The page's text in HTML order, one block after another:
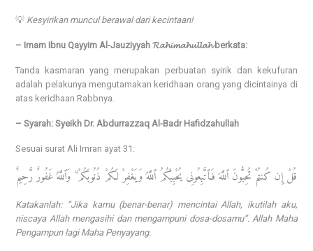
💡 Kesyirikan muncul berawal dari kecintaan!
– Imam Ibnu Qayyim Al-Jauziyyah 𝓡𝓪𝓱𝓲𝓶𝓪𝓱𝓾𝓵𝓵𝓪𝓱 berkata:
Tanda kasmaran yang merupakan perbuatan syirik dan kekufuran
adalah pelakunya mengutamakan keridhaan orang yang dicintainya di
atas keridhaan Rabbnya.
– Syarah: Syeikh Dr. Abdurrazzaq Al-Badr Hafidzahullah
Sesuai surat Ali Imran ayat 31:
قُلْ إِن كُنتُمْ تُحِبُّونَ ٱللَّهَ فَٱتَّبِعُونِى يُحْبِبْكُمُ ٱللَّهُ وَيَغْفِرْ لَكُمْ ذُنُوبَكُمْ ۗ وَٱللَّهُ غَفُورٌ رَّحِيمٌ
Katakanlah: “Jika kamu (benar-benar) mencintai Allah, ikutilah aku,
niscaya Allah mengasihi dan mengampuni dosa-dosamu”. Allah Maha
Pengampun lagi Maha Penyayang.